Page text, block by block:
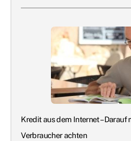
Kredit aus dem Internet – Darauf
Verbraucher achten